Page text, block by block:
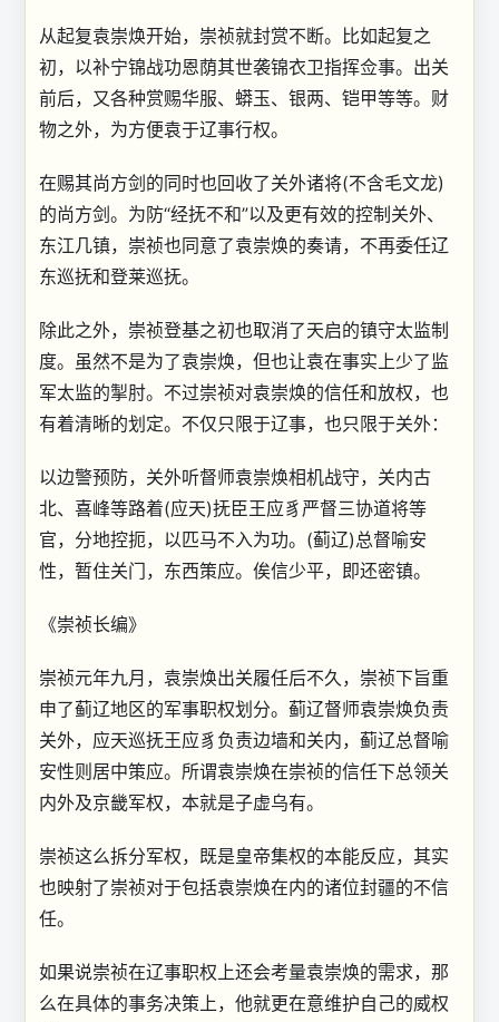
从起复袁崇焕开始，崇祯就封赏不断。比如起复之
初，以补宁锦战功恩荫其世袭锦衣卫指挥佥事。出关
前后，又各种赏赐华服、蟒玉、银两、铠甲等等。财
物之外，为方便袁于辽事行权。
在赐其尚方剑的同时也回收了关外诸将(不含毛文龙)
的尚方剑。为防“经抚不和”以及更有效的控制关外、
东江几镇，崇祯也同意了袁崇焕的奏请，不再委任辽
东巡抚和登莱巡抚。
除此之外，崇祯登基之初也取消了天启的镇守太监制
度。虽然不是为了袁崇焕，但也让袁在事实上少了监
军太监的掣肘。不过崇祯对袁崇焕的信任和放权，也
有着清晰的划定。不仅只限于辽事，也只限于关外：
以边警预防，关外听督师袁崇焕相机战守，关内古
北、喜峰等路着(应天)抚臣王应豸严督三协道将等
官，分地控扼，以匹马不入为功。(蓟辽)总督喻安
性，暂住关门，东西策应。俟信少平，即还密镇。
《崇祯长编》
崇祯元年九月，袁崇焕出关履任后不久，崇祯下旨重
申了蓟辽地区的军事职权划分。蓟辽督师袁崇焕负责
关外，应天巡抚王应豸负责边墙和关内，蓟辽总督喻
安性则居中策应。所谓袁崇焕在崇祯的信任下总领关
内外及京畿军权，本就是子虚乌有。
崇祯这么拆分军权，既是皇帝集权的本能反应，其实
也映射了崇祯对于包括袁崇焕在内的诸位封疆的不信
任。
如果说崇祯在辽事职权上还会考量袁崇焕的需求，那
么在具体的事务决策上，他就更在意维护自己的威权